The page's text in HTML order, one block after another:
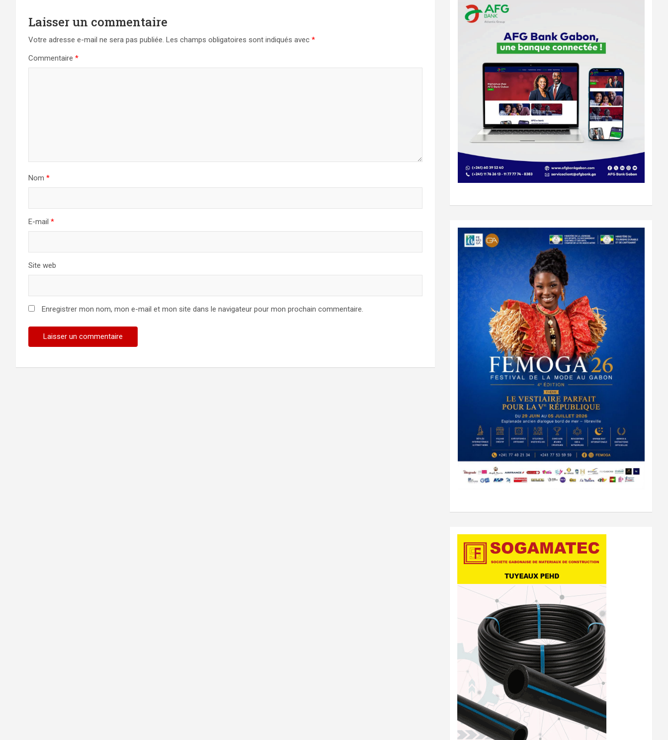
Laisser un commentaire
Votre adresse e-mail ne sera pas publiée. Les champs obligatoires sont indiqués avec *
Commentaire *
Nom *
E-mail *
Site web
Enregistrer mon nom, mon e-mail et mon site dans le navigateur pour mon prochain commentaire.